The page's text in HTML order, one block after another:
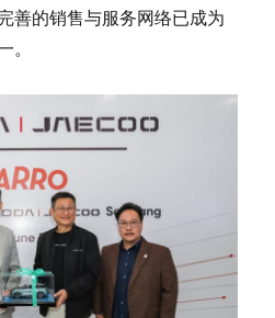
善的销售与服务网络已成为
。